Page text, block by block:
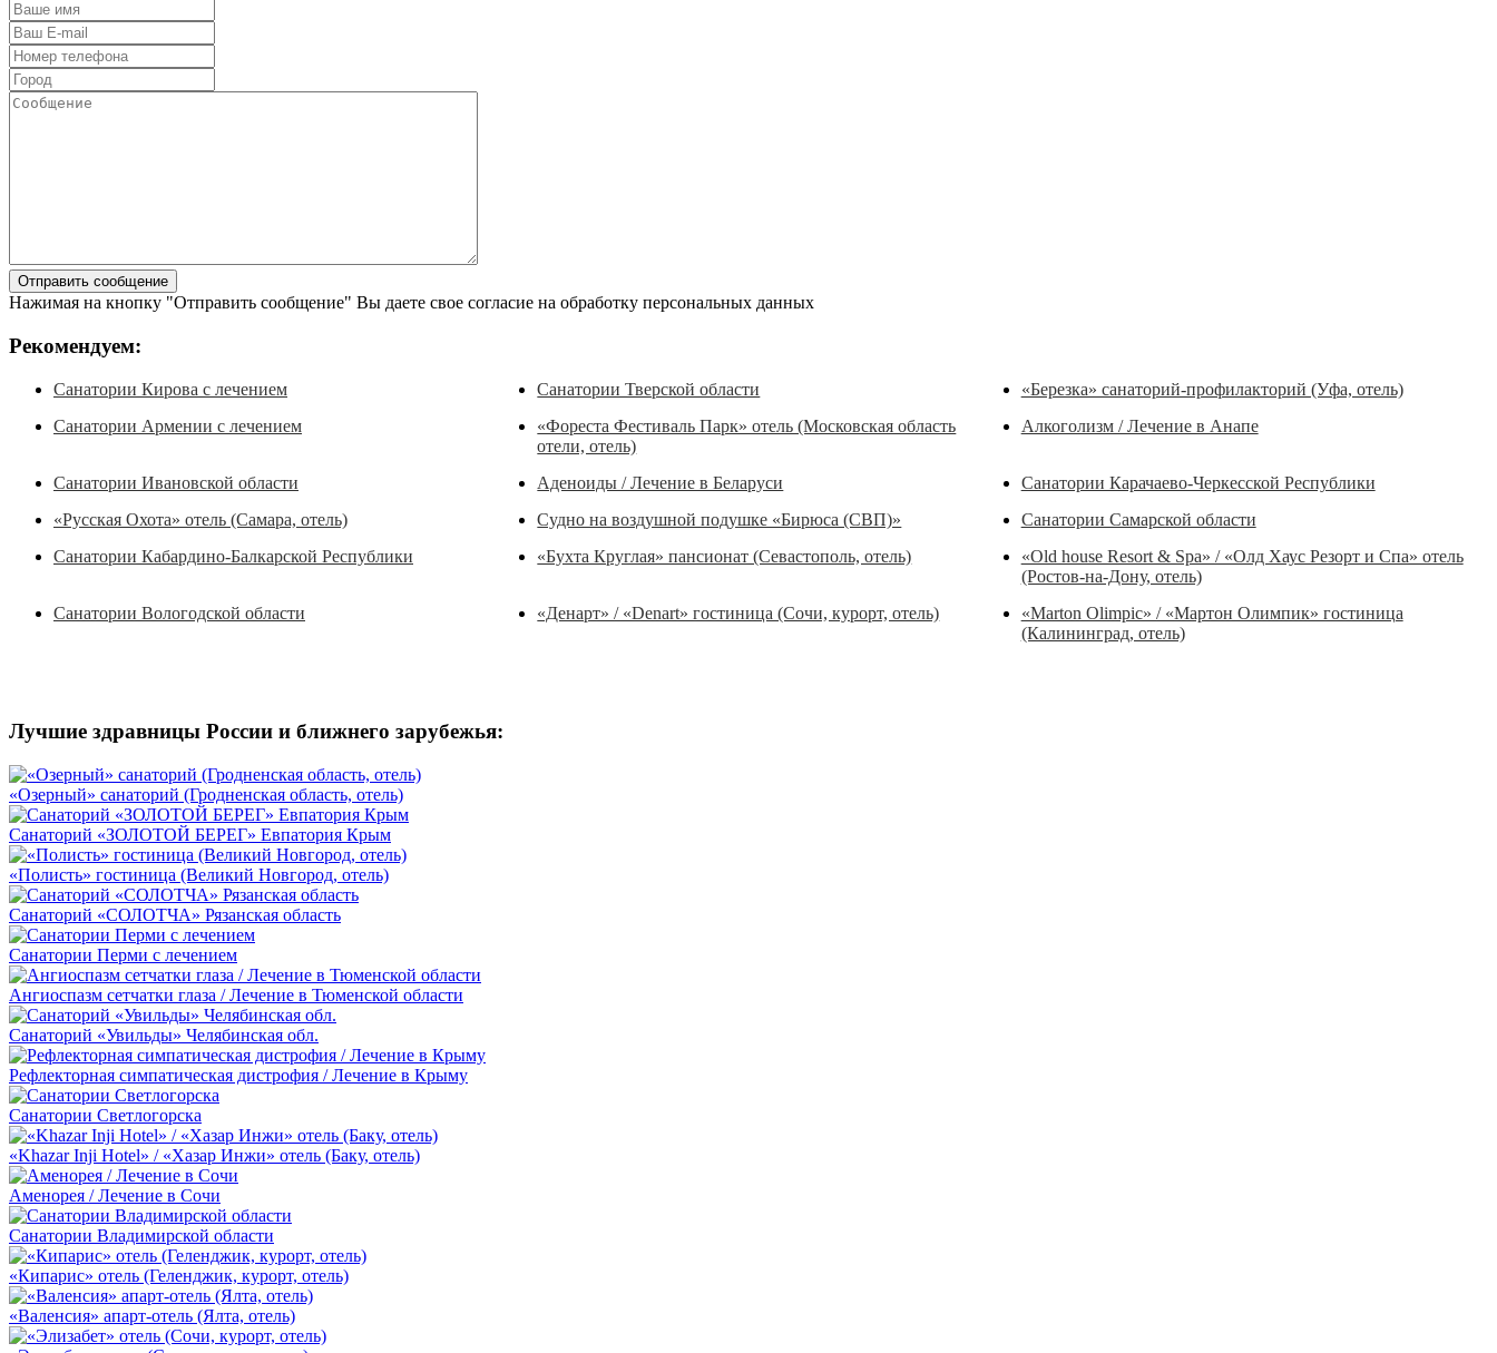
Нажимая на кнопку "Отправить сообщение" Вы даете свое согласие на обработку персональных данных
Рекомендуем:
Санатории Кирова с лечением Санатории Тверской области
«Березка» санаторий-профилакторий (Уфа, отель)
Санатории Армении с лечением
«Фореста Фестиваль Парк» отель (Московская область
отели, отель)
Алкоголизм / Лечение в Анапе
Санатории Ивановской области Аденоиды / Лечение в Беларуси
Санатории Карачаево-Черкесской Республики
«Русская Охота» отель (Самара, отель)
Судно на воздушной подушке «Бирюса (СВП)»
Санатории Самарской области
Санатории Кабардино-Балкарской Республики
«Бухта Круглая» пансионат (Севастополь, отель)
«Old house Resort & Spa» / «Олд Хаус Резорт и Спа» отель
(Ростов-на-Дону, отель)
Санатории Вологодской области
«Денарт» / «Denart» гостиница (Сочи, курорт, отель)
«Marton Olimpic» / «Мартон Олимпик» гостиница
(Калининград, отель)
Лучшие здравницы России и ближнего зарубежья:
«Озерный» санаторий (Гродненская область, отель)
Санаторий «ЗОЛОТОЙ БЕРЕГ» Евпатория Крым
«Полисть» гостиница (Великий Новгород, отель)
Санаторий «СОЛОТЧА» Рязанская область
Санатории Перми с лечением
Ангиоспазм сетчатки глаза / Лечение в Тюменской области
Санаторий «Увильды» Челябинская обл.
Рефлекторная симпатическая дистрофия / Лечение в Крыму
Санатории Светлогорска
«Khazar Inji Hotel» / «Хазар Инжи» отель (Баку, отель)
Аменорея / Лечение в Сочи
Санатории Владимирской области
«Кипарис» отель (Геленджик, курорт, отель)
«Валенсия» апарт-отель (Ялта, отель)